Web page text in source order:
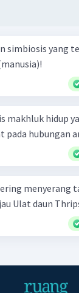
simbiosis yang
makhluk hidup
hubungan
menyerang
adalah . . . . Kutu hijau Ulat daun